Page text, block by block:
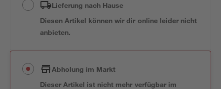
Lieferung nach Hause
Diesen Artikel können wir dir online leider nicht
anbieten.
Abholung im Markt
Dieser Artikel ist nicht mehr verfügbar im